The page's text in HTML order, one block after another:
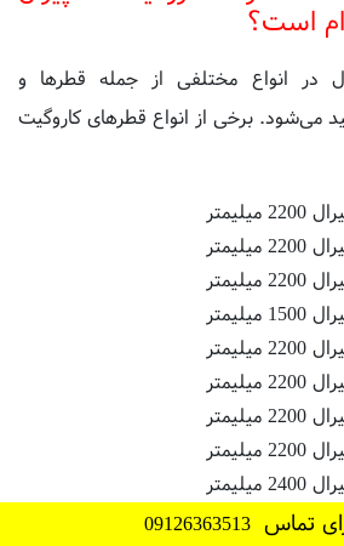
در انواع مختلفی از جمله قطرها و
می‌شود. برخی از انواع قطرهای کاروگیت
تماس 09126363513